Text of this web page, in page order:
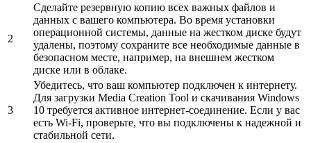
2
Сделайте резервную копию всех важных файлов и
данных с вашего компьютера. Во время установки
операционной системы, данные на жестком диске будут
удалены, поэтому сохраните все необходимые данные в
безопасном месте, например, на внешнем жестком
диске или в облаке.
3
Убедитесь, что ваш компьютер подключен к интернету.
Для загрузки Media Creation Tool и скачивания Windows
10 требуется активное интернет-соединение. Если у вас
есть Wi-Fi, проверьте, что вы подключены к надежной и
стабильной сети.